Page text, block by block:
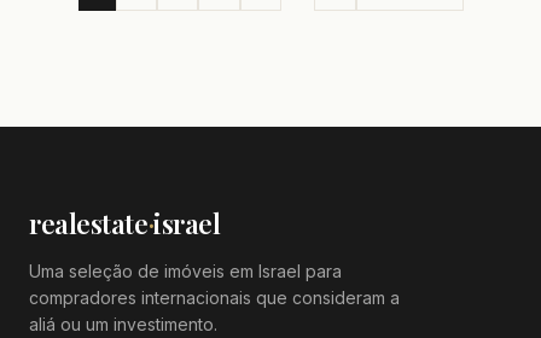
realestate·israel
Uma seleção de imóveis em Israel para
compradores internacionais que consideram a
aliá ou um investimento.